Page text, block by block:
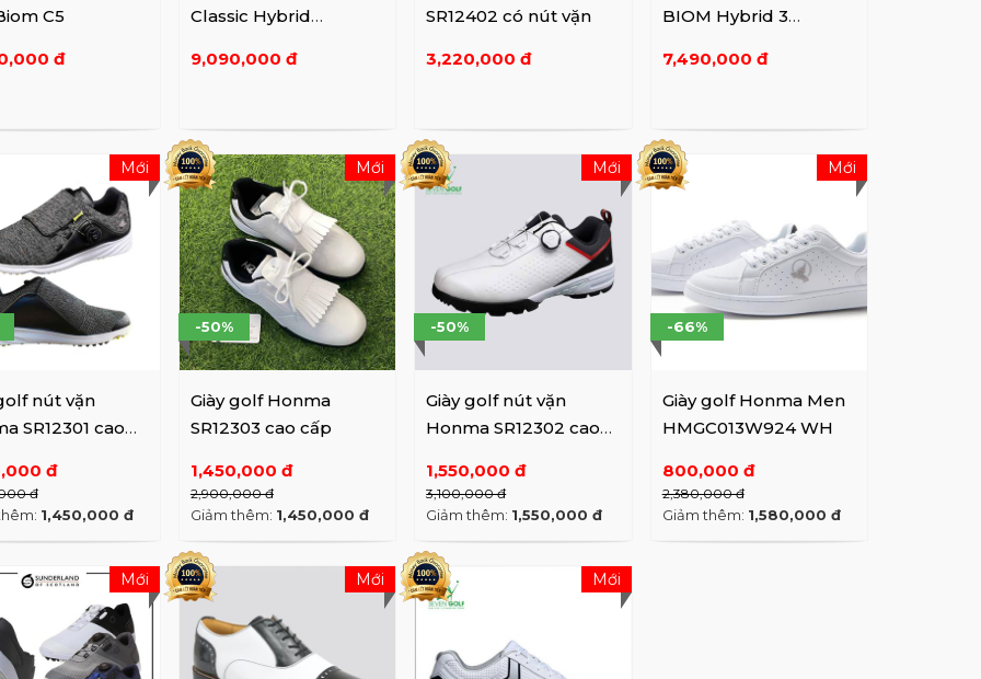
C5
đ
Classic Hybrid
9,090,000 đ
SR12402 có nút vặn
3,220,000 đ
BIOM Hybrid 3
7,490,000 đ
nút vặn
SR12301 cao
đ
đ
1,450,000 đ
Mới
Giày golf Honma
SR12303 cao cấp
1,450,000 đ
2,900,000 đ
-50%
Giảm thêm: 1,450,000 đ
Mới
Giày golf nút vặn
Honma SR12302 cao
1,550,000 đ
3,100,000 đ
-50%
Giảm thêm: 1,550,000 đ
Mới
Giày golf Honma Men
HMGC013W924 WH
800,000 đ
2,380,000 đ
-66%
Giảm thêm: 1,580,000 đ
Mới
Mới Mới Mới